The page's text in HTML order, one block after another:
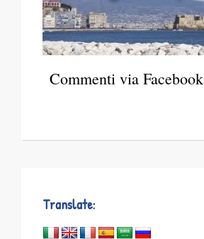
Commenti via Facebook
Translate: